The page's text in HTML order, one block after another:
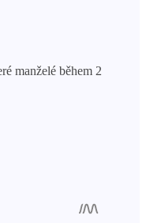
manželé během 2